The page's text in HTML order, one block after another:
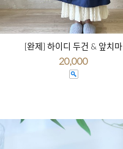
[완제] 하이디 두건 & 앞치마
20,000